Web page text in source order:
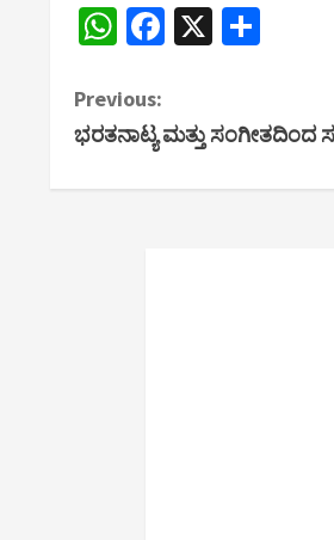
WhatsApp
Facebook
X
C
o
Previous:
ಭರತನಾಟ್ಯ ಮತ್ತು ಸಂಗೀತದಿಂದ